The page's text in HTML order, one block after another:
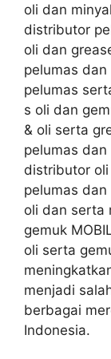
oli dan
distributor
oli dan
pelumas
pelumas
s oli dan
& oli serta
pelumas dan
distributor
pelumas dan
oli dan serta
gemuk
oli serta
menjadi
berbagai
Indonesia.